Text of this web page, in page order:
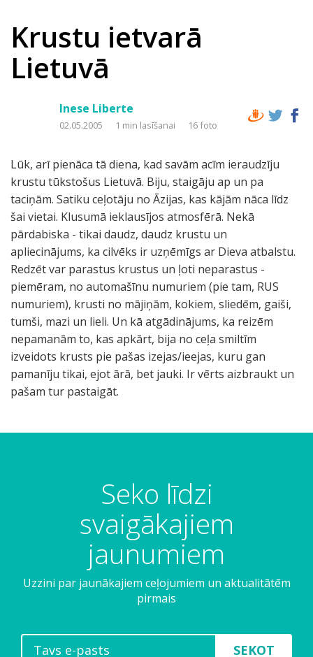
Krustu ietvarā
Lietuvā
Inese Liberte
02.05.2005 1 min lasīšanai 16 foto
Lūk, arī pienāca tā diena, kad savām acīm ieraudzīju
krustu tūkstošus Lietuvā. Biju, staigāju ap un pa
taciņām. Satiku ceļotāju no Āzijas, kas kājām nāca līdz
šai vietai. Klusumā ieklausījos atmosfērā. Nekā
pārdabiska - tikai daudz, daudz krustu un
apliecinājums, ka cilvēks ir uzņēmīgs ar Dieva atbalstu.
Redzēt var parastus krustus un ļoti neparastus -
piemēram, no automašīnu numuriem (pie tam, RUS
numuriem), krusti no mājiņām, kokiem, sliedēm, gaiši,
tumši, mazi un lieli. Un kā atgādinājums, ka reizēm
nepamanām to, kas apkārt, bija no ceļa smiltīm
izveidots krusts pie pašas izejas/ieejas, kuru gan
pamanīju tikai, ejot ārā, bet jauki. Ir vērts aizbraukt un
pašam tur pastaigāt.
Seko līdzi
svaigākajiem
jaunumiem
Uzzini par jaunākajiem ceļojumiem un aktualitātēm
pirmais
SEKOT